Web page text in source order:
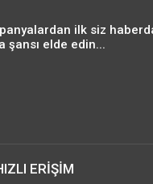
ilk siz
şansı elde edin...
ERİŞİM